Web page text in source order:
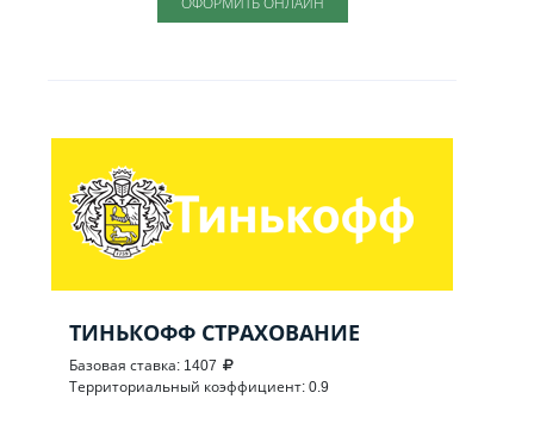
ТИНЬКОФФ СТРАХОВАНИЕ
Базовая ставка: 1407
Территориальный коэффициент: 0.9